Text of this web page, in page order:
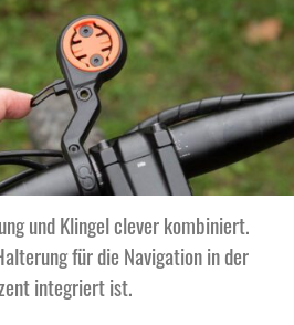
und Klingel clever kombiniert.
für die Navigation in der
integriert ist.